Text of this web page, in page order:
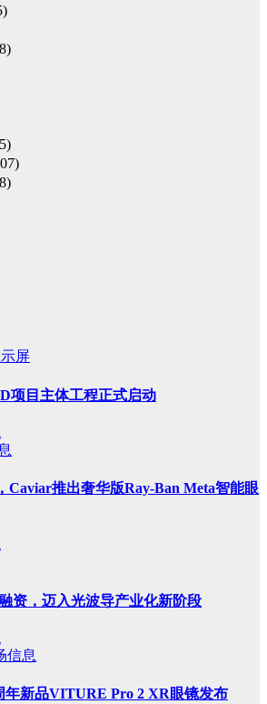
屏
项目主体工程正式启动
Caviar推出奢华版Ray-Ban Meta智能眼
资，迈入光波导产业化新阶段
信息
年新品VITURE Pro 2 XR眼镜发布